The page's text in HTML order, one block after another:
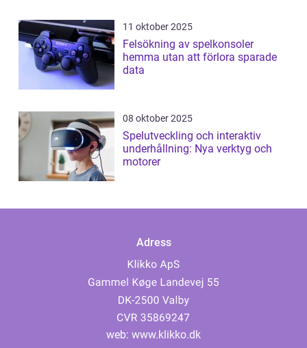
11 oktober 2025
Felsökning av spelkonsoler
hemma utan att förlora sparade
data
08 oktober 2025
Spelutveckling och interaktiv
underhållning: Nya verktyg och
motorer
Adress
web: www.klikko.dk